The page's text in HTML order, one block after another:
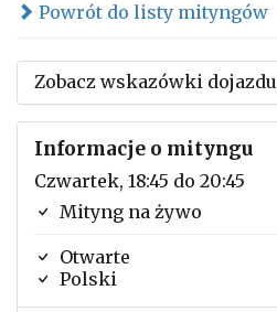
Powrót do listy mityngów
Zobacz wskazówki dojazdu
Informacje o mityngu
Czwartek, 18:45 do 20:45
Mityng na żywo
Otwarte
Polski